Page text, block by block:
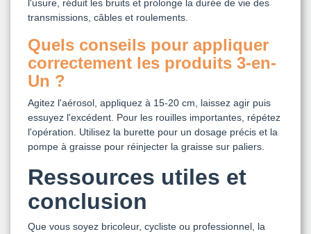
l'usure, réduit les bruits et prolonge la durée de vie des
transmissions, câbles et roulements.
Quels conseils pour appliquer
correctement les produits 3-en-
Un ?
Agitez l'aérosol, appliquez à 15-20 cm, laissez agir puis
essuyez l'excédent. Pour les rouilles importantes, répétez
l'opération. Utilisez la burette pour un dosage précis et la
pompe à graisse pour réinjecter la graisse sur paliers.
Ressources utiles et
conclusion
Que vous soyez bricoleur, cycliste ou professionnel, la